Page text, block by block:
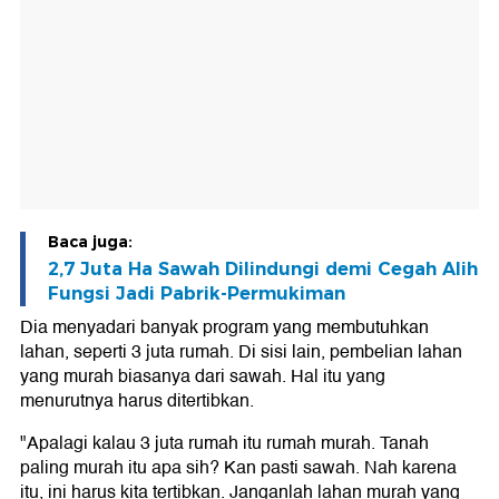
Baca juga:
2,7 Juta Ha Sawah Dilindungi demi Cegah Alih
Fungsi Jadi Pabrik-Permukiman
Dia menyadari banyak program yang membutuhkan
lahan, seperti 3 juta rumah. Di sisi lain, pembelian lahan
yang murah biasanya dari sawah. Hal itu yang
menurutnya harus ditertibkan.
"Apalagi kalau 3 juta rumah itu rumah murah. Tanah
paling murah itu apa sih? Kan pasti sawah. Nah karena
itu, ini harus kita tertibkan. Janganlah lahan murah yang